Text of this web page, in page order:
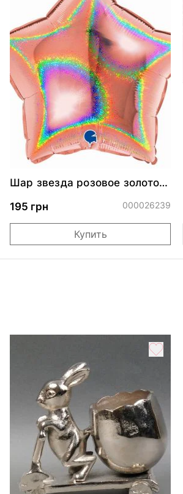
Шар звезда розовое золото
195 грн
000026239
Купить